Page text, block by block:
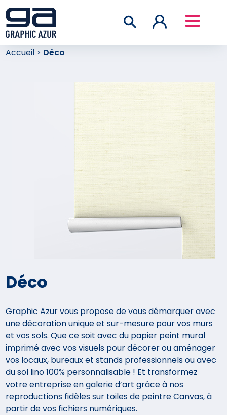
Accueil > Déco
Déco
Graphic Azur vous propose de vous démarquer avec
une décoration unique et sur-mesure pour vos murs
et vos sols. Que ce soit avec du papier peint mural
imprimé avec vos visuels pour décorer ou aménager
vos locaux, bureaux et stands professionnels ou avec
du sol lino 100% personnalisable ! Et transformez
votre entreprise en galerie d’art grâce à nos
reproductions fidèles sur toiles de peintre Canvas, à
partir de vos fichiers numériques.